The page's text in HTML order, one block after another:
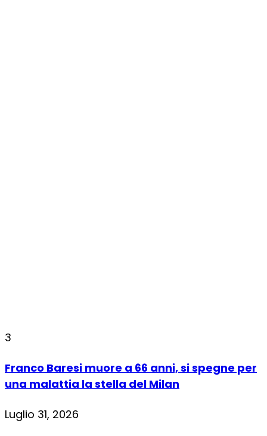
3
Franco Baresi muore a 66 anni, si spegne per
una malattia la stella del Milan
Luglio 31, 2026